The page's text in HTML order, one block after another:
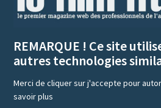
REMARQUE ! Ce site
autres technologies
Merci de cliquer sur j'accepte pour
savoir plus